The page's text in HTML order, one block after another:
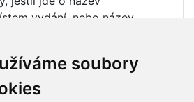
soubory
vydání, nebo název
sídlo nakladatele (jak
nakladatelství